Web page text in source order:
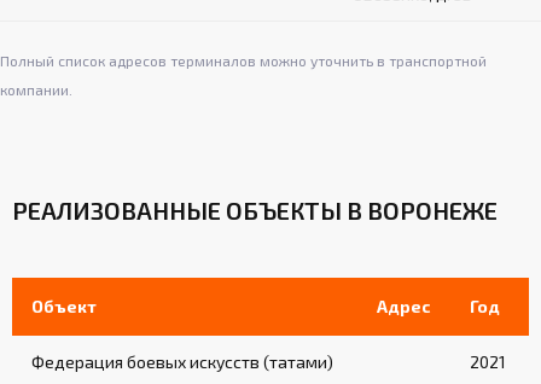
Полный список адресов терминалов можно уточнить в транспортной
компании.
РЕАЛИЗОВАННЫЕ ОБЪЕКТЫ В ВОРОНЕЖЕ
Объект Адрес Год
Федерация боевых искусств (татами) 2021